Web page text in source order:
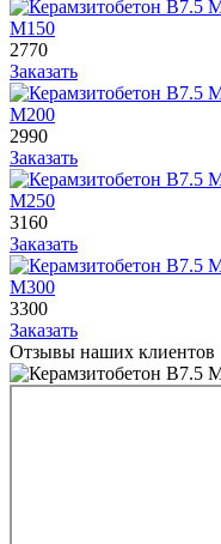
М150
2770
Заказать
М200
2990
Заказать
М250
3160
Заказать
М300
3300
Заказать
Отзывы наших клиентов